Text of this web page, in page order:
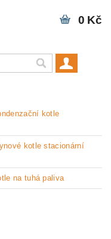
0 Kč
kotle
kotle stacionární
na tuhá paliva